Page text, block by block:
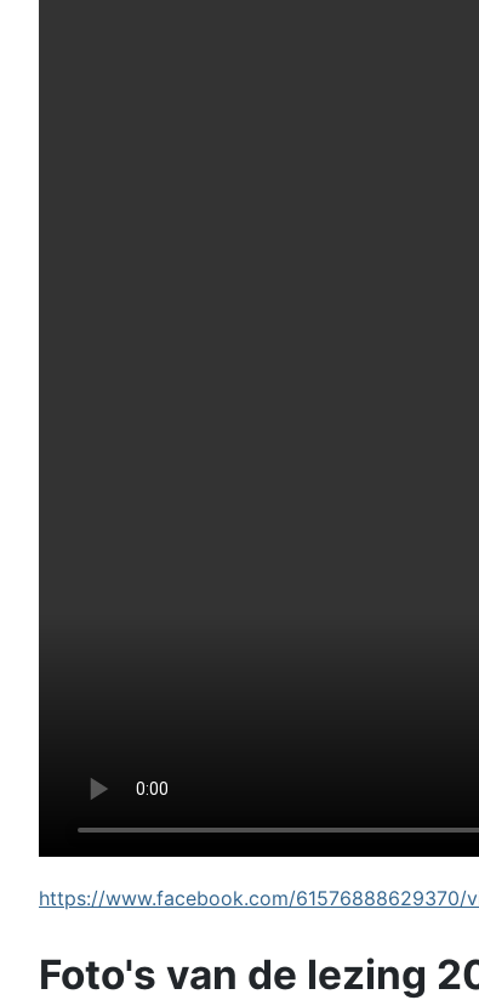
https://www.facebook.com/61576888629370/
Foto's van de lezing